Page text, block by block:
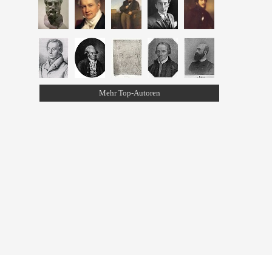
Mehr Top-Autoren